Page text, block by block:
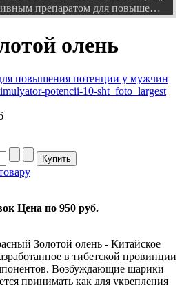
препаратом для повыше…
олень
повышения потенции у мужчин
Цена по 950 руб.
Золотой олень - Китайское
в тибетской провинции
Возбуждающие шарики
принимать как для укрепления